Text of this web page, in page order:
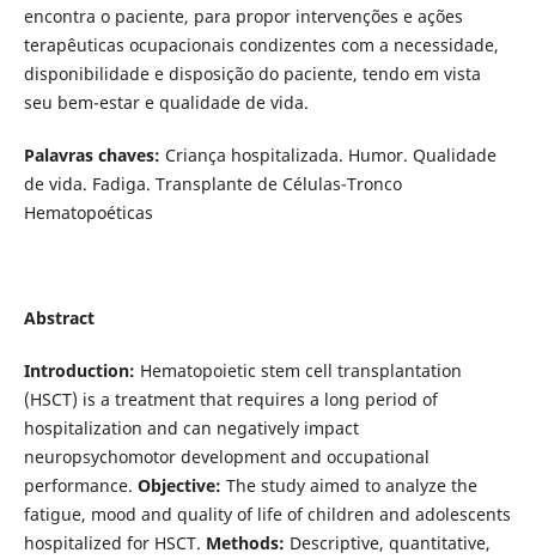
encontra o paciente, para propor intervenções e ações
terapêuticas ocupacionais condizentes com a necessidade,
disponibilidade e disposição do paciente, tendo em vista
seu bem-estar e qualidade de vida.
Palavras chaves: Criança hospitalizada. Humor. Qualidade
de vida. Fadiga. Transplante de Células-Tronco
Hematopoéticas
Abstract
Introduction: Hematopoietic stem cell transplantation
(HSCT) is a treatment that requires a long period of
hospitalization and can negatively impact
neuropsychomotor development and occupational
performance. Objective: The study aimed to analyze the
fatigue, mood and quality of life of children and adolescents
hospitalized for HSCT. Methods: Descriptive, quantitative,